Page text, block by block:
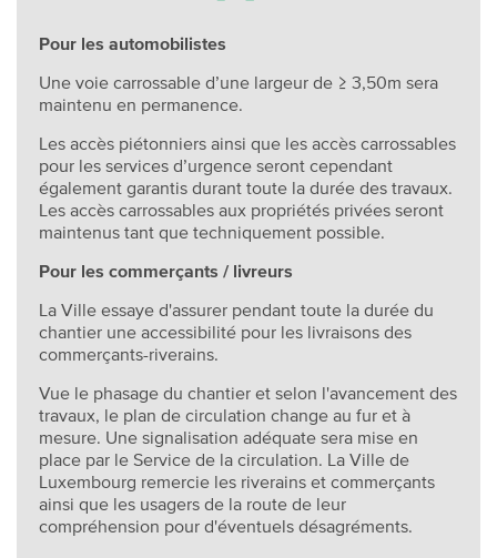
Pour les automobilistes
Une voie carrossable d’une largeur de ≥ 3,50m sera
maintenu en permanence.
Les accès piétonniers ainsi que les accès carrossables
pour les services d’urgence seront cependant
également garantis durant toute la durée des travaux.
Les accès carrossables aux propriétés privées seront
maintenus tant que techniquement possible.
Pour les commerçants / livreurs
La Ville essaye d'assurer pendant toute la durée du
chantier une accessibilité pour les livraisons des
commerçants-riverains.
Vue le phasage du chantier et selon l'avancement des
travaux, le plan de circulation change au fur et à
mesure. Une signalisation adéquate sera mise en
place par le Service de la circulation. La Ville de
Luxembourg remercie les riverains et commerçants
ainsi que les usagers de la route de leur
compréhension pour d'éventuels désagréments.